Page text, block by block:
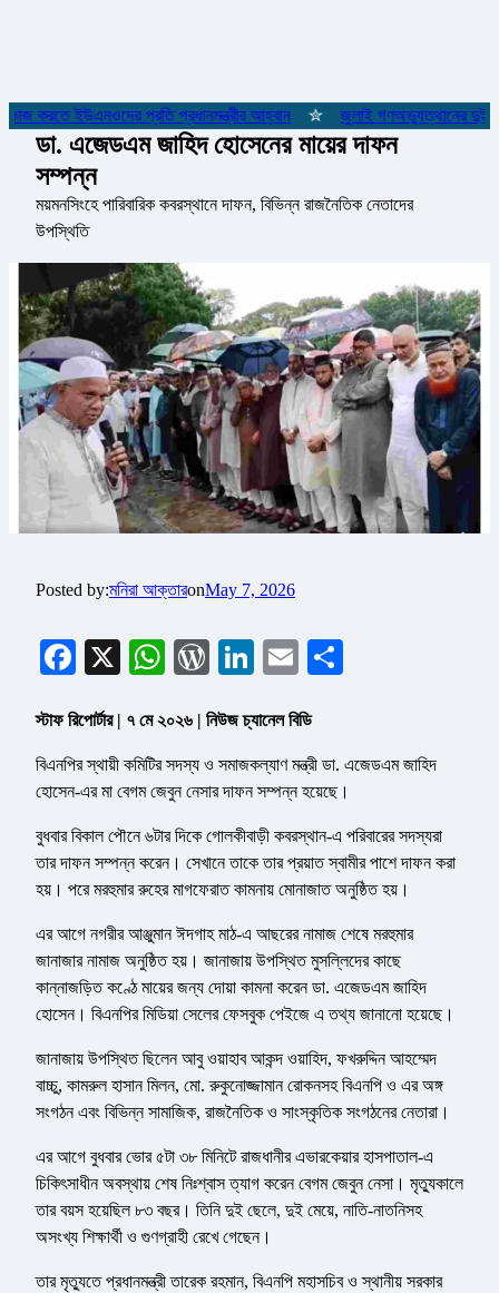
করতে ইউএনওদের প্রতি প্রধানমন্ত্রীর আহ্বান জুলাই গণঅভ্যুত্থানের দুই
ডা. এজেডএম জাহিদ হোসেনের মায়ের দাফন
সম্পন্ন
ময়মনসিংহে পারিবারিক কবরস্থানে দাফন, বিভিন্ন রাজনৈতিক নেতাদের
উপস্থিতি
Posted by:মনিরা আক্তারonMay 7, 2026
Facebook
X WhatsApp
WordPress
LinkedIn
Email
স্টাফ রিপোর্টার | ৭ মে ২০২৬ | নিউজ চ্যানেল বিডি
বিএনপির স্থায়ী কমিটির সদস্য ও সমাজকল্যাণ মন্ত্রী ডা. এজেডএম জাহিদ
হোসেন-এর মা বেগম জেবুন নেসার দাফন সম্পন্ন হয়েছে।
বুধবার বিকাল পৌনে ৬টার দিকে গোলকীবাড়ী কবরস্থান-এ পরিবারের সদস্যরা
তার দাফন সম্পন্ন করেন। সেখানে তাকে তার প্রয়াত স্বামীর পাশে দাফন করা
হয়। পরে মরহুমার রুহের মাগফেরাত কামনায় মোনাজাত অনুষ্ঠিত হয়।
এর আগে নগরীর আঞ্জুমান ঈদগাহ মাঠ-এ আছরের নামাজ শেষে মরহুমার
জানাজার নামাজ অনুষ্ঠিত হয়। জানাজায় উপস্থিত মুসল্লিদের কাছে
কান্নাজড়িত কণ্ঠে মায়ের জন্য দোয়া কামনা করেন ডা. এজেডএম জাহিদ
হোসেন। বিএনপির মিডিয়া সেলের ফেসবুক পেইজে এ তথ্য জানানো হয়েছে।
জানাজায় উপস্থিত ছিলেন আবু ওয়াহাব আকন্দ ওয়াহিদ, ফখরুদ্দিন আহম্মেদ
বাচ্চু, কামরুল হাসান মিলন, মো. রুকুনোজ্জামান রোকনসহ বিএনপি ও এর অঙ্গ
সংগঠন এবং বিভিন্ন সামাজিক, রাজনৈতিক ও সাংস্কৃতিক সংগঠনের নেতারা।
এর আগে বুধবার ভোর ৫টা ৩৮ মিনিটে রাজধানীর এভারকেয়ার হাসপাতাল-এ
চিকিৎসাধীন অবস্থায় শেষ নিঃশ্বাস ত্যাগ করেন বেগম জেবুন নেসা। মৃত্যুকালে
তার বয়স হয়েছিল ৮৩ বছর। তিনি দুই ছেলে, দুই মেয়ে, নাতি-নাতনিসহ
অসংখ্য শিক্ষার্থী ও গুণগ্রাহী রেখে গেছেন।
তার মৃত্যুতে প্রধানমন্ত্রী তারেক রহমান, বিএনপি মহাসচিব ও স্থানীয় সরকার